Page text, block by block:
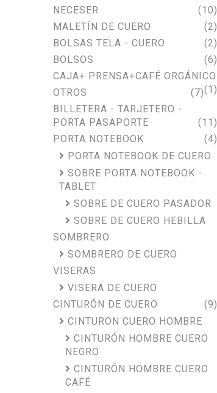
NECESER
(10)
MALETÍN DE CUERO
(2)
BOLSAS TELA - CUERO
(2)
BOLSOS
(6)
CAJA+ PRENSA+CAFÉ ORGÁNICO
(1)
OTROS
(7)
BILLETERA - TARJETERO -
PORTA PASAPORTE
(11)
PORTA NOTEBOOK
(4)
PORTA NOTEBOOK DE CUERO
SOBRE PORTA NOTEBOOK -
TABLET
SOBRE DE CUERO PASADOR
SOBRE DE CUERO HEBILLA
SOMBRERO
SOMBRERO DE CUERO
VISERAS
VISERA DE CUERO
CINTURÓN DE CUERO
(9)
CINTURON CUERO HOMBRE
CINTURÓN HOMBRE CUERO
NEGRO
CINTURÓN HOMBRE CUERO
CAFÉ